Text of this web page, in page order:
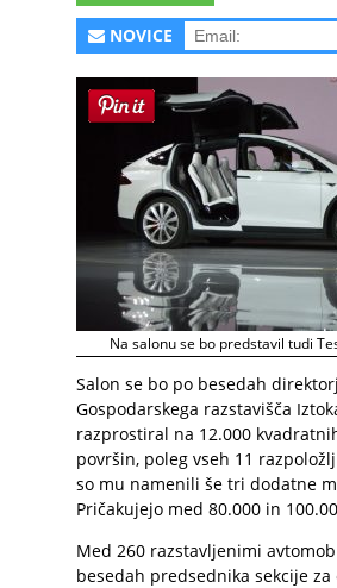
NOVICE
Na salonu se bo predstavil tudi
Salon se bo po besedah
Gospodarskega razstavišča
razprostiral na 12.000
površin, poleg vseh 11
so mu namenili še tri dodatne
Pričakujejo med 80.000 in
Med 260 razstavljenimi
besedah predsednika sekcije za